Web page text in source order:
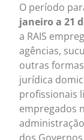
O período
janeiro a 21
a RAIS
agências,
outras
jurídica
profissionais
empregados